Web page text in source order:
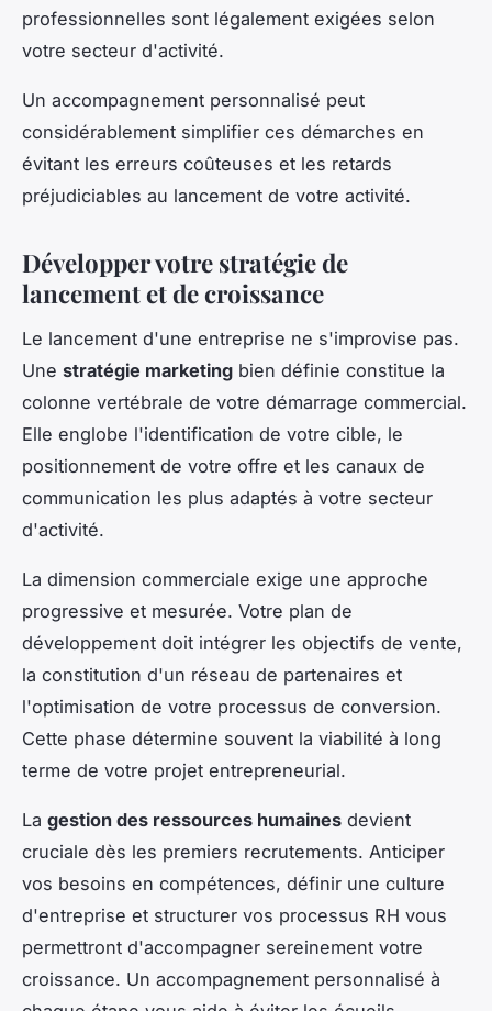
professionnelles sont légalement exigées selon
votre secteur d'activité.
Un accompagnement personnalisé peut
considérablement simplifier ces démarches en
évitant les erreurs coûteuses et les retards
préjudiciables au lancement de votre activité.
Développer votre stratégie de
lancement et de croissance
Le lancement d'une entreprise ne s'improvise pas.
Une stratégie marketing bien définie constitue la
colonne vertébrale de votre démarrage commercial.
Elle englobe l'identification de votre cible, le
positionnement de votre offre et les canaux de
communication les plus adaptés à votre secteur
d'activité.
La dimension commerciale exige une approche
progressive et mesurée. Votre plan de
développement doit intégrer les objectifs de vente,
la constitution d'un réseau de partenaires et
l'optimisation de votre processus de conversion.
Cette phase détermine souvent la viabilité à long
terme de votre projet entrepreneurial.
La gestion des ressources humaines devient
cruciale dès les premiers recrutements. Anticiper
vos besoins en compétences, définir une culture
d'entreprise et structurer vos processus RH vous
permettront d'accompagner sereinement votre
croissance. Un accompagnement personnalisé à